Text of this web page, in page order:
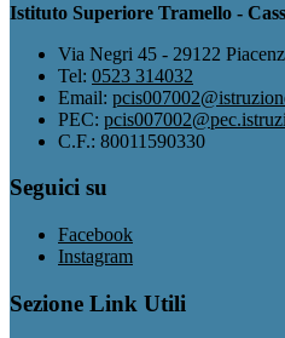
Istituto Superiore Tramello -
Via Negri 45 - 29122
Tel: 0523 314032
Email:
PEC:
C.F.: 80011590330
Seguici su
Facebook
Instagram
Sezione Link Utili